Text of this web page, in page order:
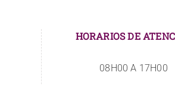
HORARIOS DE
08H00 A 17H00